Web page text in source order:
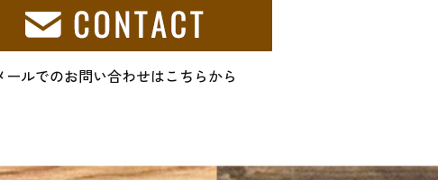
ールでのお問い合わせはこちらから